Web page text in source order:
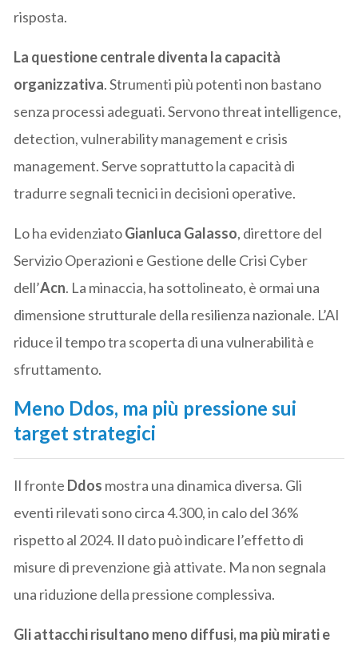
risposta.
La questione centrale diventa la capacità
organizzativa. Strumenti più potenti non bastano
senza processi adeguati. Servono threat intelligence,
detection, vulnerability management e crisis
management. Serve soprattutto la capacità di
tradurre segnali tecnici in decisioni operative.
Lo ha evidenziatoGianluca Galasso, direttore del
Servizio Operazioni e Gestione delle Crisi Cyber
dell’Acn. La minaccia, ha sottolineato, è ormai una
dimensione strutturale della resilienza nazionale. L’AI
riduce il tempo tra scoperta di una vulnerabilità e
sfruttamento.
Meno Ddos, ma più pressione sui
target strategici
Il fronte Ddos mostra una dinamica diversa. Gli
eventi rilevati sono circa 4.300, in calo del 36%
rispetto al 2024. Il dato può indicare l’effetto di
misure di prevenzione già attivate. Ma non segnala
una riduzione della pressione complessiva.
Gli attacchi risultano meno diffusi, ma più mirati e